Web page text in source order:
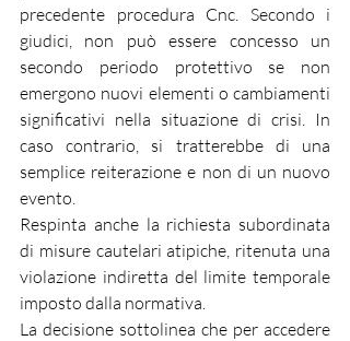
precedente procedura Cnc. Secondo i
giudici, non può essere concesso un
secondo periodo protettivo se non
emergono nuovi elementi o cambiamenti
significativi nella situazione di crisi. In
caso contrario, si tratterebbe di una
semplice reiterazione e non di un nuovo
evento.
Respinta anche la richiesta subordinata
di misure cautelari atipiche, ritenuta una
violazione indiretta del limite temporale
imposto dalla normativa.
La decisione sottolinea che per accedere